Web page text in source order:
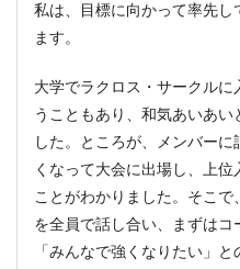
私は、目標に向かって率先し
ます。
大学でラクロス・サークル
うこともあり、和気あいあ
した。ところが、メンバー
くなって大会に出場し、上
ことがわかりました。そこ
を全員で話し合い、まずはコ
「みんなで強くなりたい」